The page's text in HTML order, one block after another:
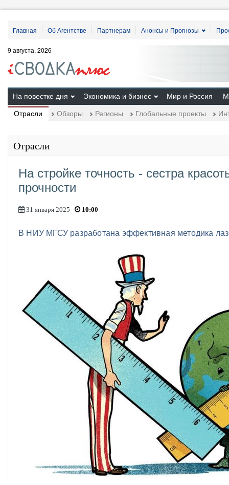
Главная Об Агентстве Партнерам Анонсы и Прогнозы
9 августа, 2026
На повестке дня Экономика и бизнес Мир и Россия
Отрасли Обзоры Регионы Глобальные проекты
Отрасли
На стройке точность - сестра
прочности
31 января 2025 10:00
В НИУ МГСУ разработана эффективная методика